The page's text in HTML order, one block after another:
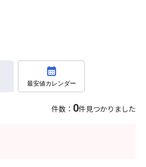
最安値カレンダー
件数： 0件見つかりました